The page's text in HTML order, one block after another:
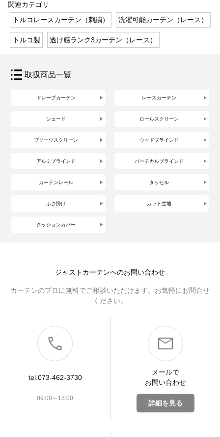
関連カテゴリ
トルコレースカーテン（刺繍）
洗濯可能カーテン（レース）
トルコ製 透け感ランク3カーテン（レース）
取扱商品一覧
ドレープカーテン レースカーテン
シェード ロールスクリーン
プリーツスクリーン ウッドブラインド
アルミブラインド バーチカルブラインド
カーテンレール タッセル
ふさ掛け カット生地
クッションカバー
ジャストカーテンへのお問い合わせ
カーテンのプロに無料でご相談いただけます。お気軽にお問合せ
ください。
tel.073-462-3730
09:00～18:00
メールで
お問い合わせ
詳細を見る